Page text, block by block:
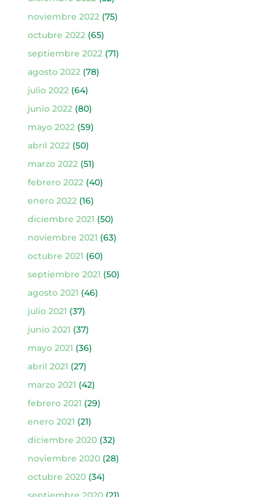
noviembre 2022 (75)
octubre 2022 (65)
septiembre 2022 (71)
agosto 2022 (78)
julio 2022 (64)
junio 2022 (80)
mayo 2022 (59)
abril 2022 (50)
marzo 2022 (51)
febrero 2022 (40)
enero 2022 (16)
diciembre 2021 (50)
noviembre 2021 (63)
octubre 2021 (60)
septiembre 2021 (50)
agosto 2021 (46)
julio 2021 (37)
junio 2021 (37)
mayo 2021 (36)
abril 2021 (27)
marzo 2021 (42)
febrero 2021 (29)
enero 2021 (21)
diciembre 2020(32)
noviembre 2020(28)
octubre 2020(34)